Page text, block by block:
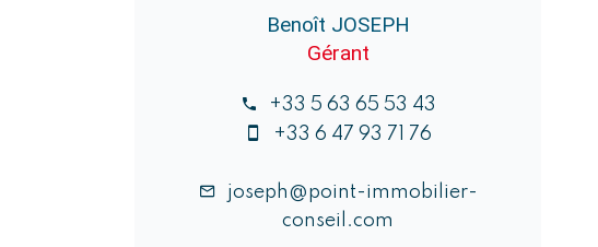
Benoît JOSEPH
Gérant
+33 5 63 65 53 43
+33 6 47 93 71 76
joseph@point-immobilier-
conseil.com